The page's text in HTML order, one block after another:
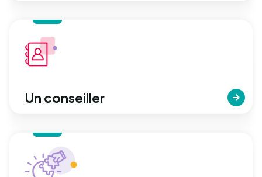
Un conseiller